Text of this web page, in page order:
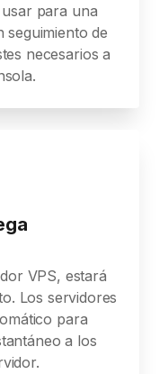
para una
seguimiento de
necesarios a
VPS, estará
Los servidores
para
a los